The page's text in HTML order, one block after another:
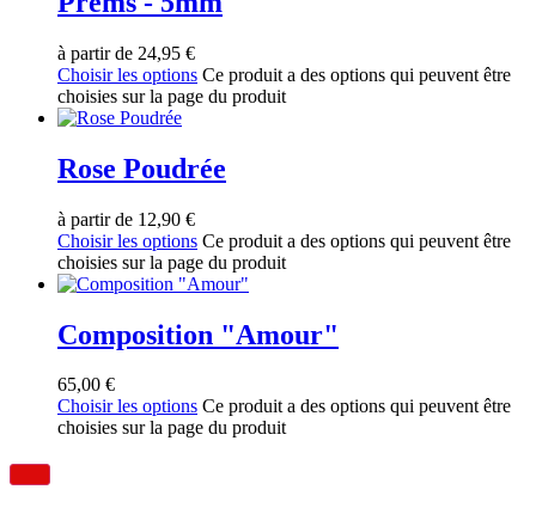
à partir de 24,95 €
Choisir les options Ce produit a des options qui peuvent être
choisies sur la page du produit
Rose Poudrée
à partir de 12,90 €
Choisir les options Ce produit a des options qui peuvent être
choisies sur la page du produit
Composition "Amour"
65,00 €
Choisir les options Ce produit a des options qui peuvent être
choisies sur la page du produit